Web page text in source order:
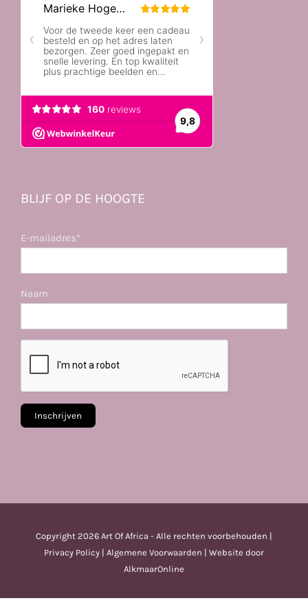
BLIJF OP DE HOOGTE
E-mailadres*
Naam
Copyright 2026 Art Of Africa - Alle rechten voorbehouden |
Privacy Policy | Algemene Voorwaarden | Website door
AlkmaarOnline